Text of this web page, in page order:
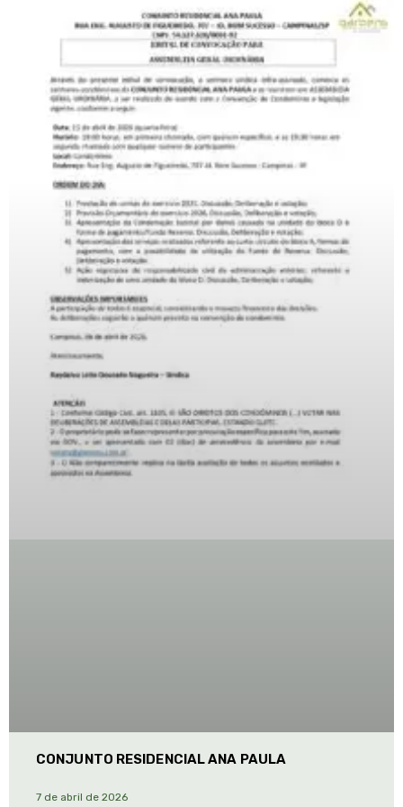
CONJUNTO RESIDENCIAL ANA PAULA
7 de abril de 2026